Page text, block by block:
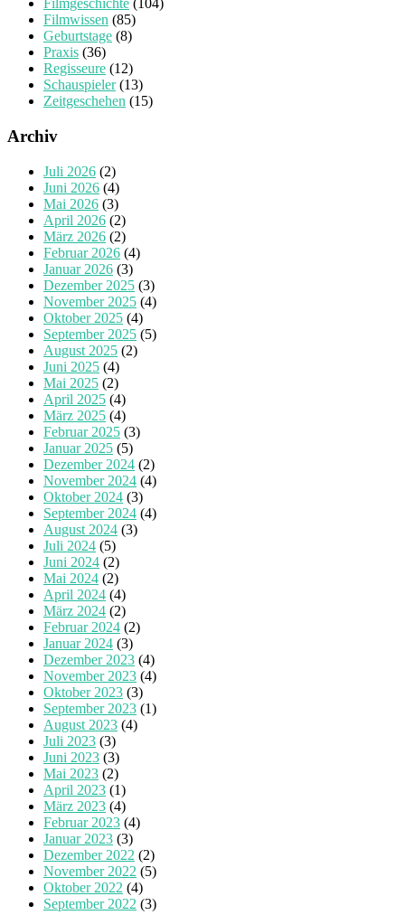
Filmgeschichte (104)
Filmwissen (85)
Geburtstage (8)
Praxis (36)
Regisseure (12)
Schauspieler(13)
Zeitgeschehen (15)
Archiv
Juli 2026 (2)
Juni 2026 (4)
Mai 2026 (3)
April 2026 (2)
März 2026 (2)
Februar 2026 (4)
Januar 2026 (3)
Dezember 2025 (3)
November 2025 (4)
Oktober 2025 (4)
September 2025 (5)
August 2025 (2)
Juni 2025 (4)
Mai 2025 (2)
April 2025 (4)
März 2025 (4)
Februar 2025 (3)
Januar 2025 (5)
Dezember 2024 (2)
November 2024 (4)
Oktober 2024 (3)
September 2024 (4)
August 2024 (3)
Juli 2024 (5)
Juni 2024 (2)
Mai 2024 (2)
April 2024 (4)
März 2024 (2)
Februar 2024 (2)
Januar 2024 (3)
Dezember 2023 (4)
November 2023 (4)
Oktober 2023 (3)
September 2023 (1)
August 2023 (4)
Juli 2023 (3)
Juni 2023 (3)
Mai 2023 (2)
April 2023 (1)
März 2023 (4)
Februar 2023 (4)
Januar 2023 (3)
Dezember 2022 (2)
November 2022 (5)
Oktober 2022 (4)
September 2022 (3)